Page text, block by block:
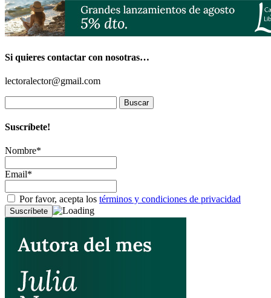
Si quieres contactar con nosotras…
lectoralector@gmail.com
Suscríbete!
Nombre*
Email*
Por favor, acepta los términos y condiciones de privacidad